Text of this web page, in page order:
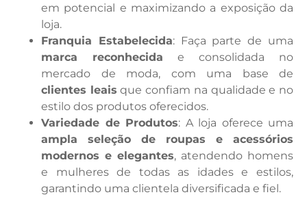
em potencial e maximizando a exposição da
loja.
Franquia Estabelecida: Faça parte de uma
marca reconhecida e consolidada no
mercado de moda, com uma base de
clientes leais que confiam na qualidade e no
estilo dos produtos oferecidos.
Variedade de Produtos: A loja oferece uma
ampla seleção de roupas e acessórios
modernos e elegantes, atendendo homens
e mulheres de todas as idades e estilos,
garantindo uma clientela diversificada e fiel.